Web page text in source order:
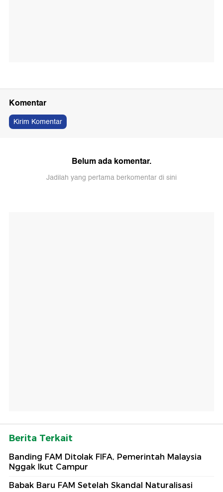
Komentar
Kirim Komentar
Belum ada komentar.
Jadilah yang pertama berkomentar di sini
Berita Terkait
Banding FAM Ditolak FIFA, Pemerintah Malaysia
Nggak Ikut Campur
Babak Baru FAM Setelah Skandal Naturalisasi